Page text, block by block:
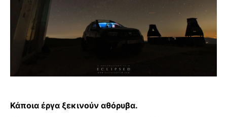
Κάποια έργα ξεκινούν αθόρυβα.